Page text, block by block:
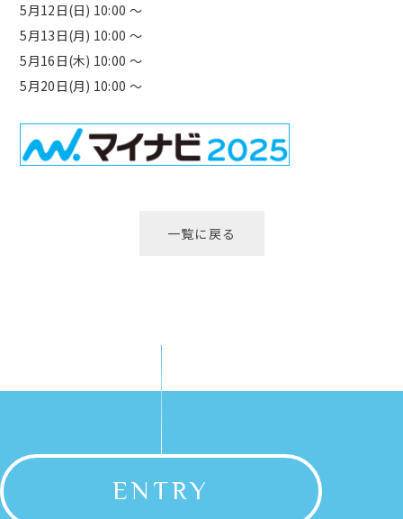
5月12日(日) 10:00 ～
5月13日(月) 10:00 ～
5月16日(木) 10:00 ～
5月20日(月) 10:00 ～
一覧に戻る
ENTRY